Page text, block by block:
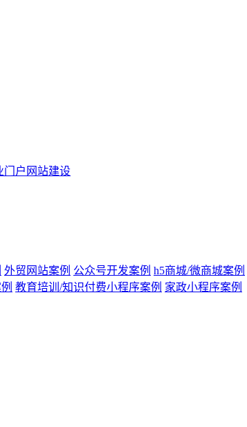
门户网站建设
外贸网站案例 公众号开发案例 h5商城/微商城案例
教育培训/知识付费小程序案例 家政小程序案例